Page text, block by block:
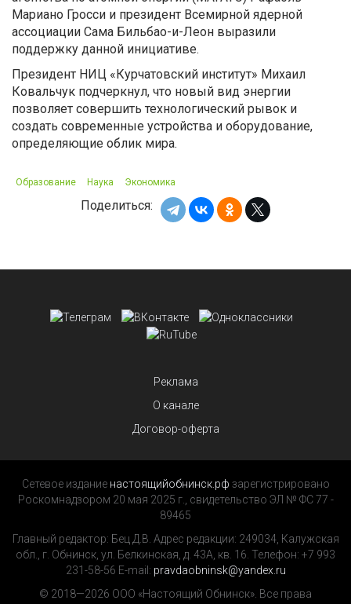
Мариано Гросси и президент Всемирной ядерной
ассоциации Сама Бильбао-и-Леон выразили
поддержку данной инициативе.
Президент НИЦ «Курчатовский институт» Михаил
Ковальчук подчеркнул, что новый вид энергии
позволяет совершить технологический рывок и
создать современные устройства и оборудование,
определяющие облик мира.
Образование Наука Экономика
Поделиться:
Реклама
О канале
Договор-оферта
Сетевое издание настоящийобнинск.рф зарегистрировано
Роскомнадзором 20 мая 2025 г., свидетельство ЭЛ № ФС 77 -
89465
Главный редактор: Бец Д.В. Адрес редакции: 249034, Калужская
обл., г. Обнинск, ул. Белкинская, д. 43А, кв. 16. Телефон: +7 993
231-58-56 E-mail: pravdaobninsk@yandex.ru
© 2018—2026 ООО «Настоящий Обнинск». Все права